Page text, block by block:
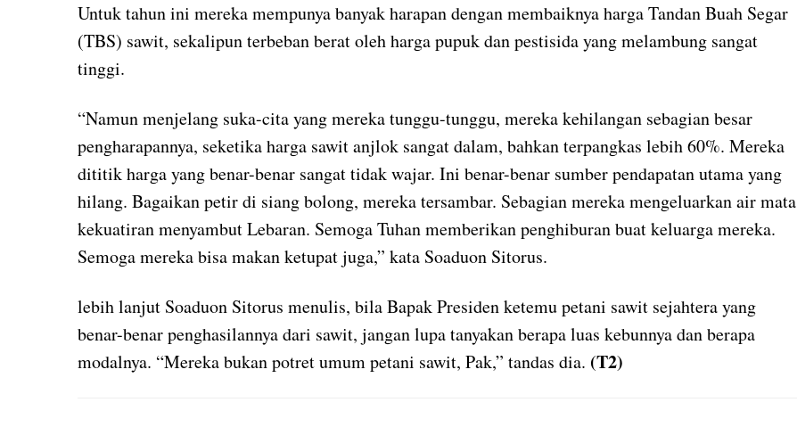
Untuk tahun ini mereka mempunya banyak harapan dengan membaiknya harga Tandan Buah Segar
(TBS) sawit, sekalipun terbeban berat oleh harga pupuk dan pestisida yang melambung sangat
tinggi.
“Namun menjelang suka-cita yang mereka tunggu-tunggu, mereka kehilangan sebagian besar
pengharapannya, seketika harga sawit anjlok sangat dalam, bahkan terpangkas lebih 60%. Mereka
dititik harga yang benar-benar sangat tidak wajar. Ini benar-benar sumber pendapatan utama yang
hilang. Bagaikan petir di siang bolong, mereka tersambar. Sebagian mereka mengeluarkan air mata
kekuatiran menyambut Lebaran. Semoga Tuhan memberikan penghiburan buat keluarga mereka.
Semoga mereka bisa makan ketupat juga,” kata Soaduon Sitorus.
lebih lanjut Soaduon Sitorus menulis, bila Bapak Presiden ketemu petani sawit sejahtera yang
benar-benar penghasilannya dari sawit, jangan lupa tanyakan berapa luas kebunnya dan berapa
modalnya. “Mereka bukan potret umum petani sawit, Pak,” tandas dia. (T2)